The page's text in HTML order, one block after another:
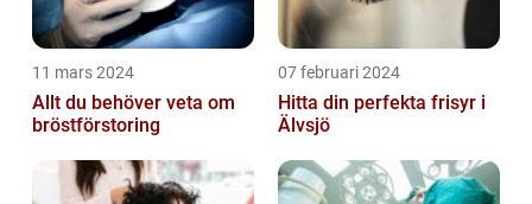
11 mars 2024
Allt du behöver veta om
bröstförstoring
07 februari 2024
Hitta din perfekta frisyr i
Älvsjö